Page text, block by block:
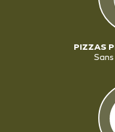
PIZZAS